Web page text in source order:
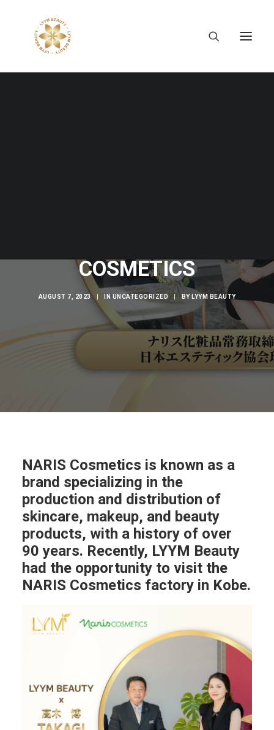
COSMETICS
AUGUST 7, 2023 INUNCATEGORIZED | BY LYYM BEAUTY
NARIS Cosmetics is known as a
brand specializing in the
production and distribution of
skincare, makeup, and beauty
products, with a history of over
90 years. Recently, LYYM Beauty
had the opportunity to visit the
NARIS Cosmetics factory in Kobe.